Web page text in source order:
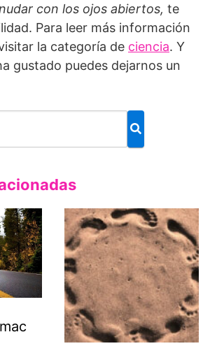
con los ojos abiertos, te
Para leer más información
la categoría de ciencia. Y
gustado puedes dejarnos un